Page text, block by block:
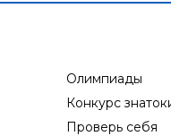
Олимпиады
Конкурс
Проверь себя